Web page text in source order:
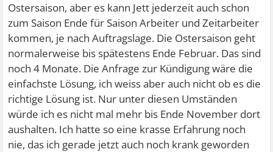
Ostersaison, aber es kann Jett jederzeit auch schon
zum Saison Ende für Saison Arbeiter und Zeitarbeiter
kommen, je nach Auftragslage. Die Ostersaison geht
normalerweise bis spätestens Ende Februar. Das sind
noch 4 Monate. Die Anfrage zur Kündigung wäre die
einfachste Lösung, ich weiss aber auch nicht ob es die
richtige Lösung ist. Nur unter diesen Umständen
würde ich es nicht mal mehr bis Ende November dort
aushalten. Ich hatte so eine krasse Erfahrung noch
nie, das ich gerade jetzt auch noch krank geworden